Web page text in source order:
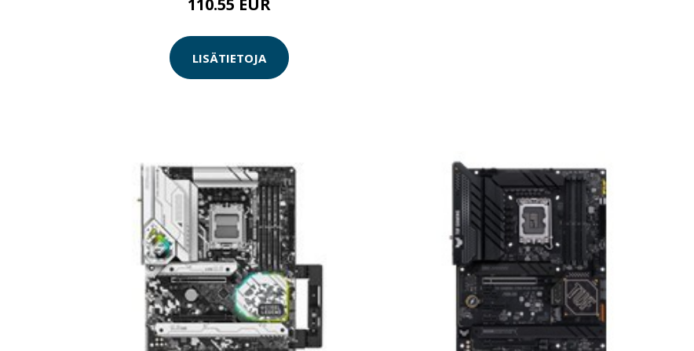
110.55 EUR
LISÄTIETOJA